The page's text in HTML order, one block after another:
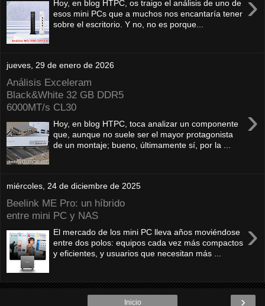
Hoy, en blog HTPC, os traigo el análisis de uno de
esos mini PCs que a muchos nos encantaría tener
sobre el escritorio. Y no, no es porque...
jueves, 29 de enero de 2026
Análisis Exceleram
Black&White 32 GB DDR5
6000MT/s CL30
›
Hoy, en blog HTPC, toca analizar un componente
que, aunque no suele ser el mayor protagonista
de un montaje; bueno, últimamente sí, por la ...
miércoles, 24 de diciembre de 2025
Beelink ME Pro: un híbrido
entre mini PC y NAS
›
El mercado de los mini PC lleva años moviéndose
entre dos polos: equipos cada vez más compactos
y eficientes, y usuarios que necesitan más ...
›
Inicio